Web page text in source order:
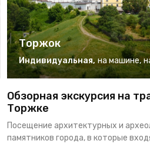
Торжок
Индивидуальная, на машине,
Обзорная экскурсия на
Торжке
Посещение архитектурных и
памятников города, в которые